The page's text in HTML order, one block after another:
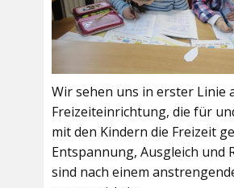
Wir sehen uns in erster Linie
Freizeiteinrichtung, die für
mit den Kindern die Freizeit
Entspannung, Ausgleich und
sind nach einem